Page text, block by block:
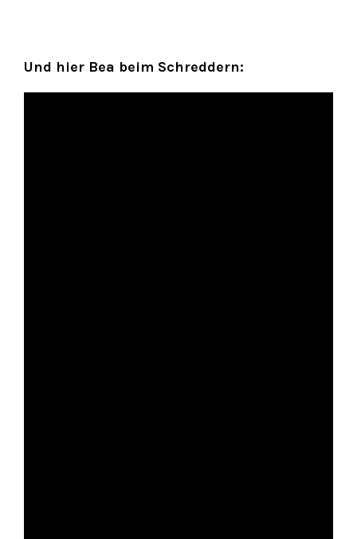
Und hier Bea beim Schreddern: